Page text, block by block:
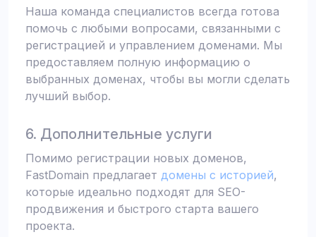
Наша команда специалистов всегда готова
помочь с любыми вопросами, связанными с
регистрацией и управлением доменами. Мы
предоставляем полную информацию о
выбранных доменах, чтобы вы могли сделать
лучший выбор.
6. Дополнительные услуги
Помимо регистрации новых доменов,
FastDomain предлагает домены с историей,
которые идеально подходят для SEO-
продвижения и быстрого старта вашего
проекта.